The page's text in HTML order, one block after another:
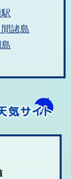
諸島